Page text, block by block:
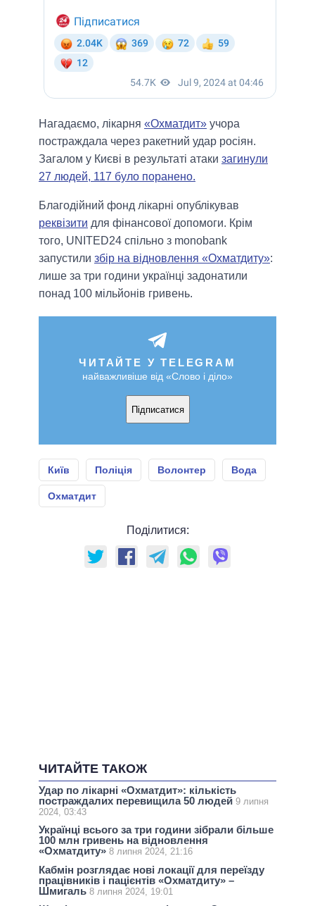
Нагадаємо, лікарня «Охматдит» учора
постраждала через ракетний удар росіян.
Загалом у Києві в результаті атаки загинули
27 людей, 117 було поранено.
Благодійний фонд лікарні опублікував
реквізити для фінансової допомоги. Крім
того, UNITED24 спільно з monobank
запустили збір на відновлення «Охматдиту»:
лише за три години українці задонатили
понад 100 мільйонів гривень.
ЧИТАЙТЕ У TELEGRAM
найважливіше від «Слово і діло»
Підписатися
Київ Поліція Волонтер Вода
Охматдит
Поділитися:
ЧИТАЙТЕ ТАКОЖ
Удар по лікарні «Охматдит»: кількість
постраждалих перевищила 50 людей 9 липня
2024, 03:43
Українці всього за три години зібрали більше
100 млн гривень на відновлення
«Охматдиту» 8 липня 2024, 21:16
Кабмін розглядає нові локації для переїзду
працівників і пацієнтів «Охматдиту» –
Шмигаль 8 липня 2024, 19:01